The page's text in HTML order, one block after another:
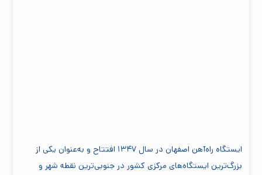
ایستگاه راه‌آهن اصفهان در سال ۱۳۴۷ افتتاح و به‌عنوان یکی از
بزرگ‌ترین ایستگاه‌های مرکزی کشور در جنوبی‌ترین نقطه شهر و